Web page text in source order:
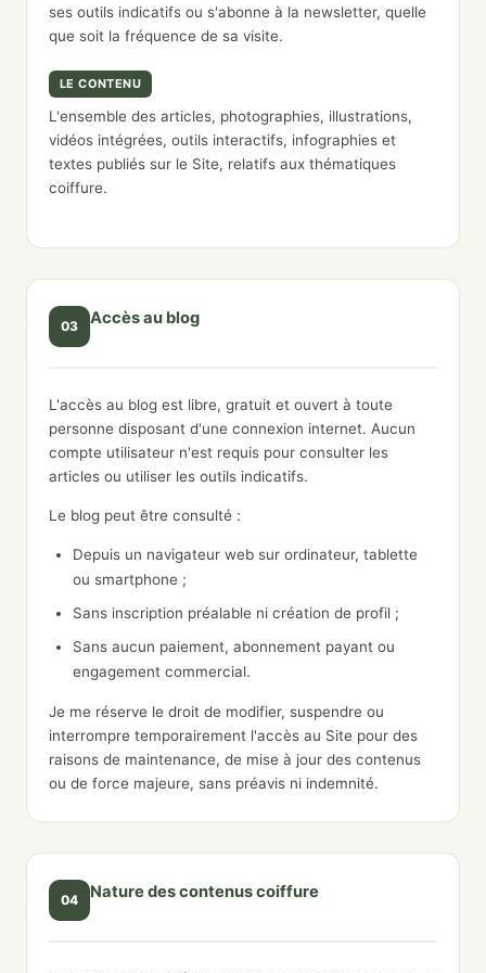
ses outils indicatifs ou s'abonne à la newsletter, quelle
que soit la fréquence de sa visite.
LE CONTENU
L'ensemble des articles, photographies, illustrations,
vidéos intégrées, outils interactifs, infographies et
textes publiés sur le Site, relatifs aux thématiques
coiffure.
03 Accès au blog
L'accès au blog est libre, gratuit et ouvert à toute
personne disposant d'une connexion internet. Aucun
compte utilisateur n'est requis pour consulter les
articles ou utiliser les outils indicatifs.
Le blog peut être consulté :
Depuis un navigateur web sur ordinateur, tablette
ou smartphone ;
Sans inscription préalable ni création de profil ;
Sans aucun paiement, abonnement payant ou
engagement commercial.
Je me réserve le droit de modifier, suspendre ou
interrompre temporairement l'accès au Site pour des
raisons de maintenance, de mise à jour des contenus
ou de force majeure, sans préavis ni indemnité.
04 Nature des contenus coiffure